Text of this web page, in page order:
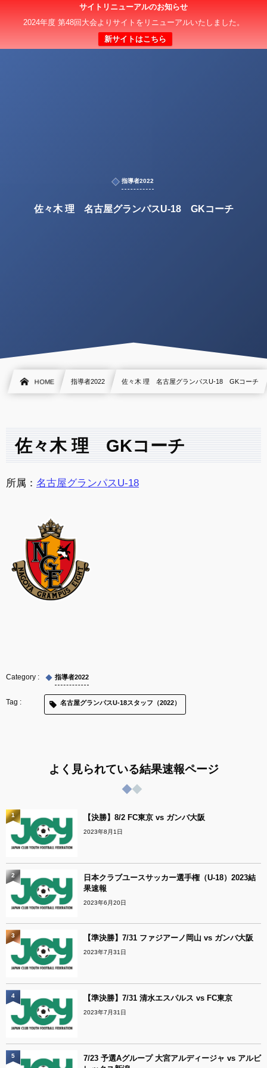
サイトリニューアルのお知らせ
2024年度 第48回大会よりサイトをリニューアルいたしました。
新サイトはこちら
指導者2022
佐々木 理 名古屋グランパスU-18 GKコーチ
HOME 指導者2022 佐々木 理 名古屋グランパスU-18 GKコーチ
佐々木 理 GKコーチ
所属： 名古屋グランパスU-18
指導者2022
名古屋グランパスU-18スタッフ（2022）
よく見られている結果速報ページ
【決勝】8/2 FC東京 vs ガンバ大阪
2023年8月1日
1
日本クラブユースサッカー選手権（U-18）2023結
果速報
2023年6月20日
2
【準決勝】7/31 ファジアーノ岡山 vs ガンバ大阪
2023年7月31日
3
【準決勝】7/31 清水エスパルス vs FC東京
2023年7月31日
4
7/23 予選Aグループ 大宮アルディージャ vs アルビ
5